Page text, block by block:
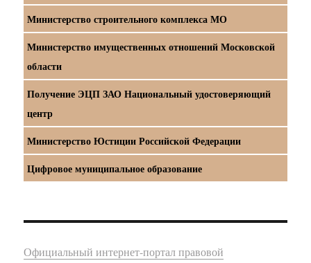
Министерство строительного комплекса МО
Министерство имущественных отношений Московской
области
Получение ЭЦП ЗАО Национальный удостоверяющий
центр
Министерство Юстиции Российской Федерации
Цифровое муниципальное образование
Официальный интернет-портал правовой